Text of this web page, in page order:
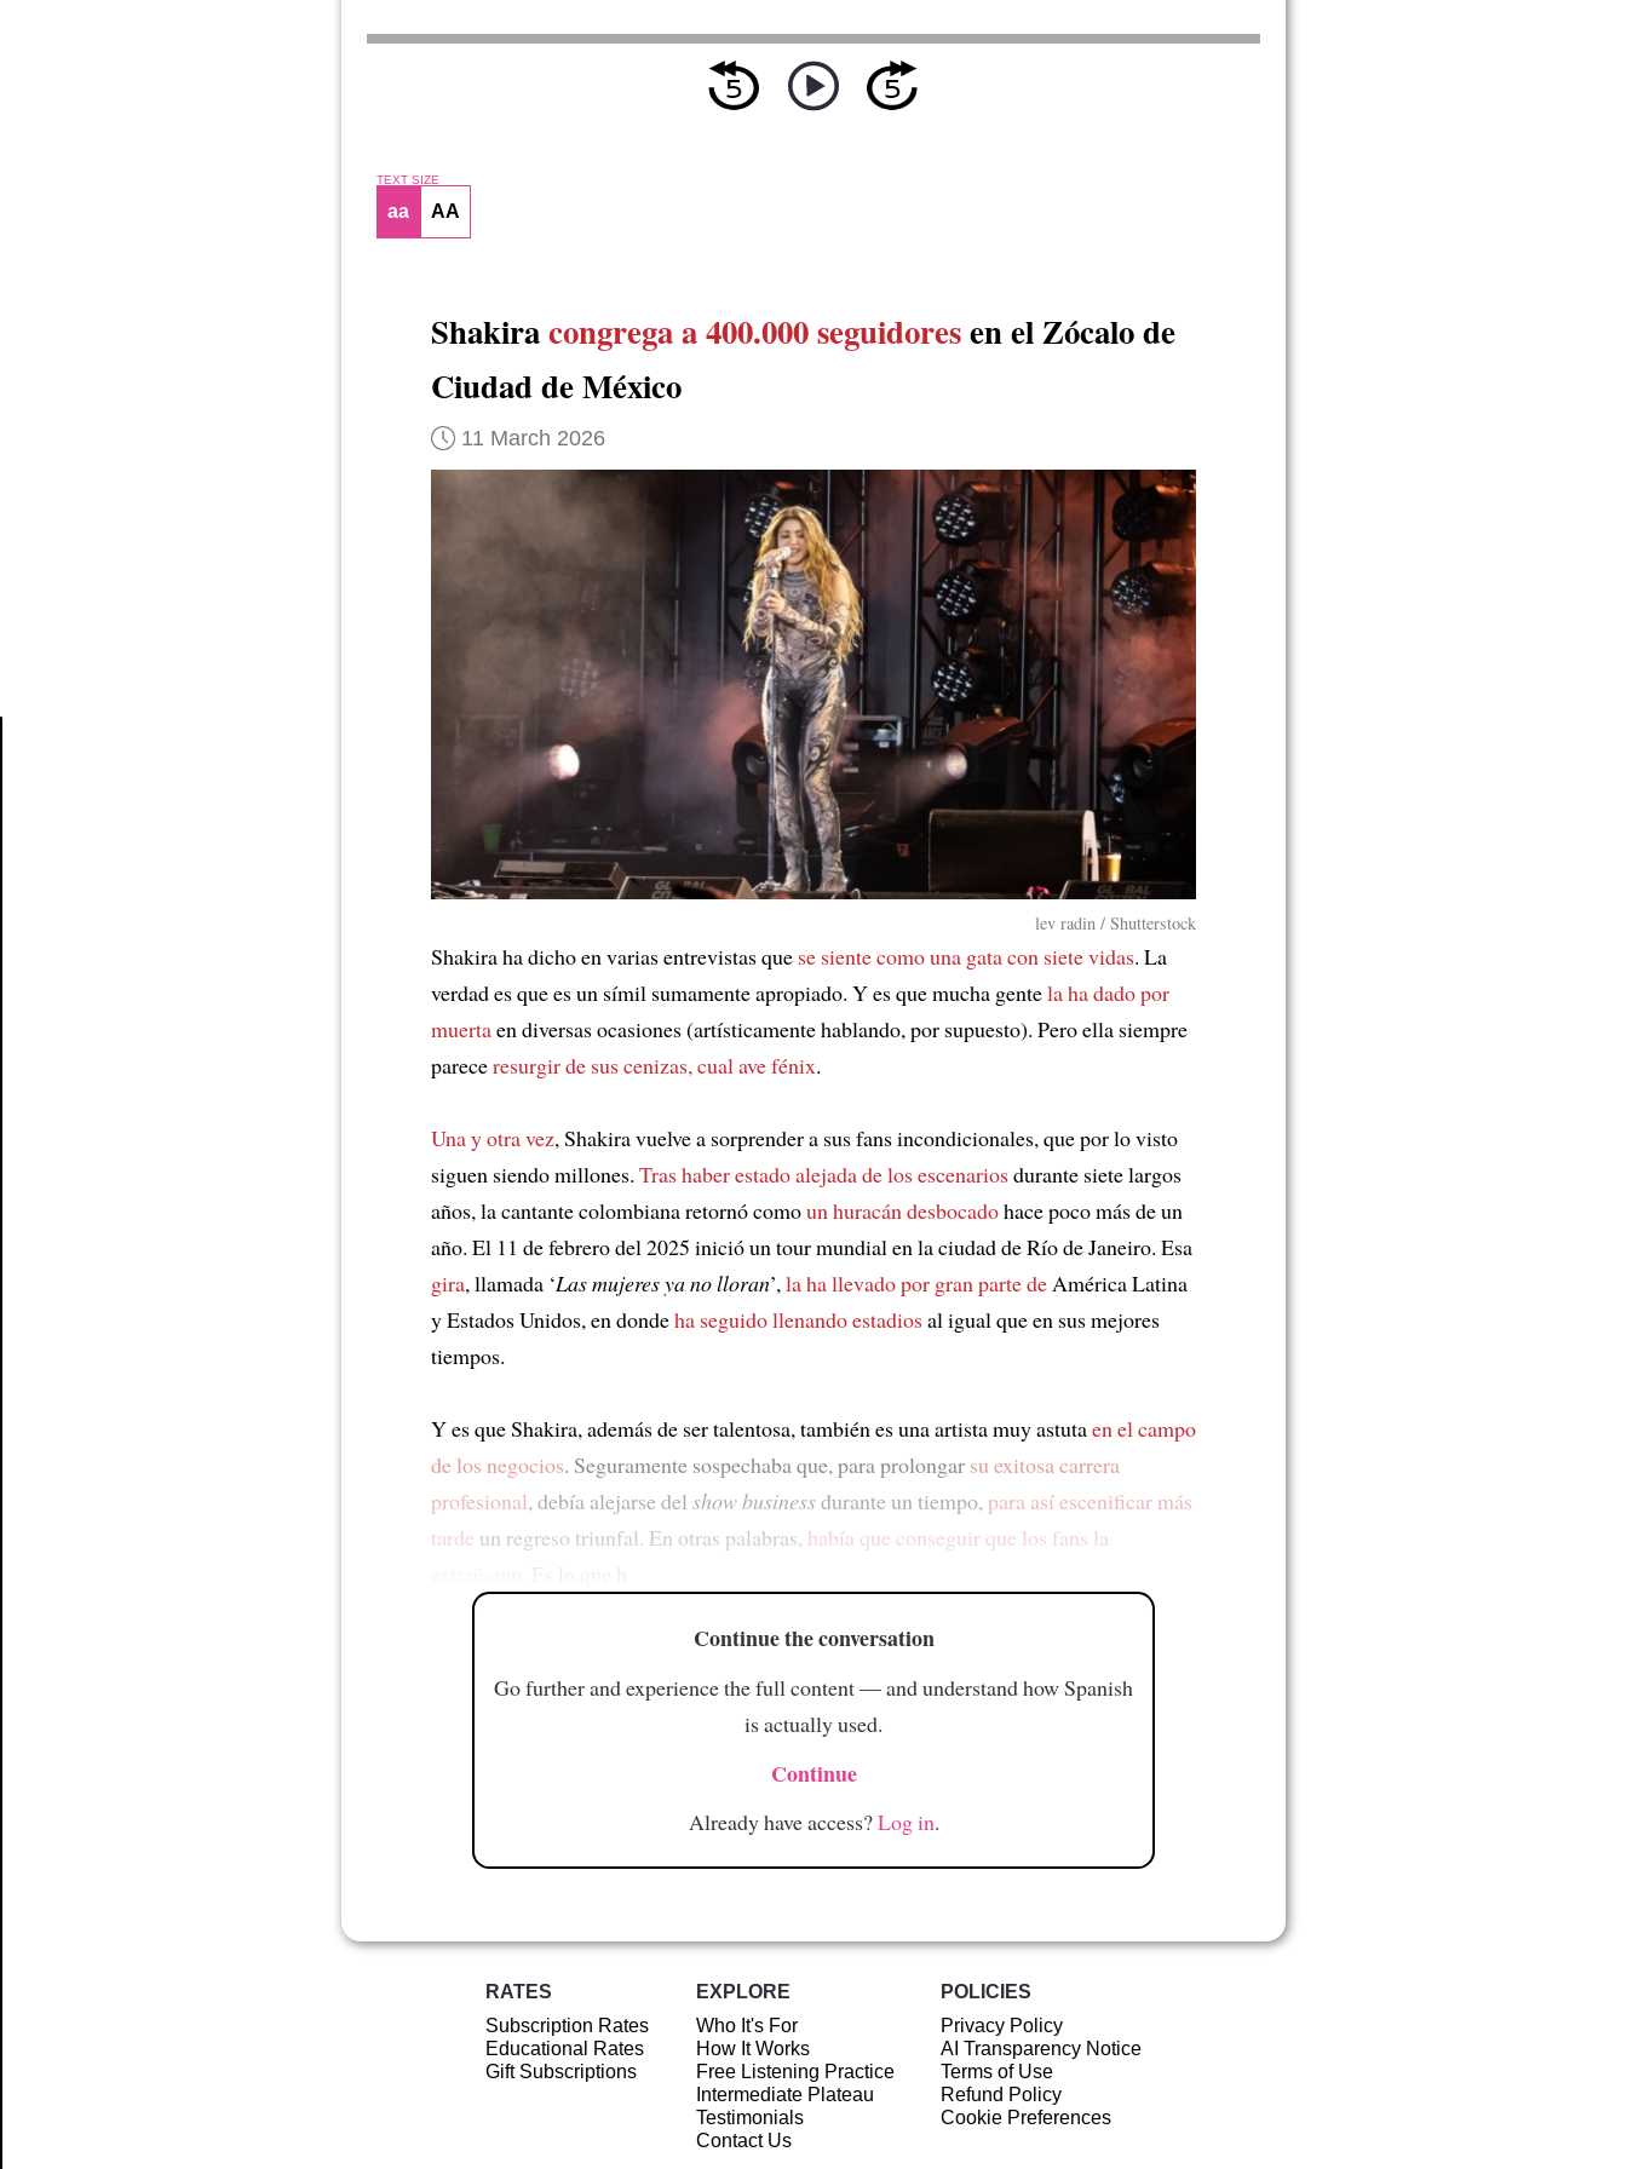
TEXT SIZE
aa AA
Shakiracongrega a 400.000 seguidoresen el Zócalo de
Ciudad de México
11 March 2026
lev radin / Shutterstock
Shakira ha dicho en varias entrevistas que se siente como una gata con siete vidas. La
verdad es que es un símil sumamente apropiado. Y es que mucha gentela ha dado por
muertaen diversas ocasiones (artísticamente hablando, por supuesto). Pero ella siempre
pareceresurgir de sus cenizas, cual ave fénix.
Una y otra vez, Shakira vuelve a sorprender a sus fans incondicionales, que por lo visto
siguen siendo millones. Tras haber estado alejada de los escenariosdurante siete largos
años, la cantante colombiana retornó comoun huracán desbocadohace poco más de un
año. El 11 de febrero del 2025 inició un tour mundial en la ciudad de Río de Janeiro. Esa
gira, llamada ‘Las mujeres ya no lloran’, la ha llevado por gran parte de América Latina
y Estados Unidos, en dondeha seguido llenando estadiosal igual que en sus mejores
tiempos.
Y es que Shakira, además de ser talentosa, también es una artista muy astutaen el campo
de los negocios. Seguramente sospechaba que, para prolongar su exitosa carrera
profesional, debía alejarse del show businessdurante un tiempo, para así escenificar más
tarde un regreso triunfal. En otras palabras, había que conseguir que los fans la
Continue the conversation
Go further and experience the full content — and understand how Spanish
is actually used.
Continue
Already have access?Log in.
RATES
Subscription Rates
Educational Rates
Gift Subscriptions
EXPLORE
Who It's For
How It Works
Free Listening Practice
Intermediate Plateau
Testimonials
Contact Us
POLICIES
Privacy Policy
AI Transparency Notice
Terms of Use
Refund Policy
Cookie Preferences